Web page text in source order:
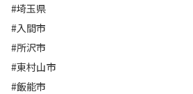
#埼玉県
#入間市
#所沢市
#東村山市
#飯能市